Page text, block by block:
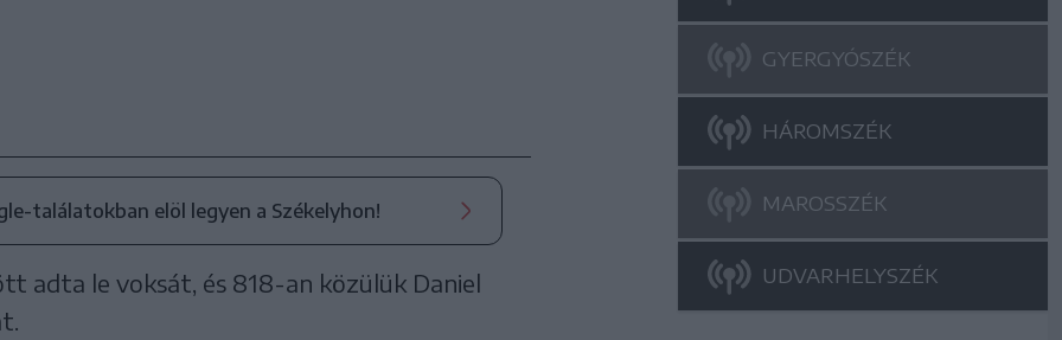
találatokban elöl legyen a Székelyhon!
adta le voksát, és 818-an közülük Daniel
GYERGYÓSZÉK
HÁROMSZÉK
MAROSSZÉK
UDVARHELYSZÉK